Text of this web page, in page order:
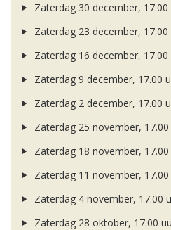
Zaterdag 30 december, 17.00
Zaterdag 23 december, 17.00
Zaterdag 16 december, 17.00
Zaterdag 9 december, 17.00
Zaterdag 2 december, 17.00
Zaterdag 25 november,
Zaterdag 18 november,
Zaterdag 11 november,
Zaterdag 4 november, 17.00
Zaterdag 28 oktober, 17.00